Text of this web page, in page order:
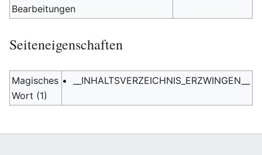
Bearbeitungen
Seiteneigenschaften
Magisches
Wort (1)
__INHALTSVERZEICHNIS_ERZWINGEN__